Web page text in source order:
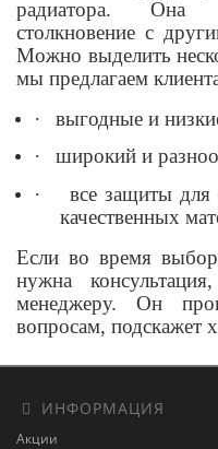
радиатора. Она
столкновение с
Можно выделить
мы предлагаем
·
выгодные и
·
широкий и
·
все защиты для
качественных
Если во время
нужна
менеджеру. Он
вопросам, подскажет
ИНФОРМАЦИЯ
Акции